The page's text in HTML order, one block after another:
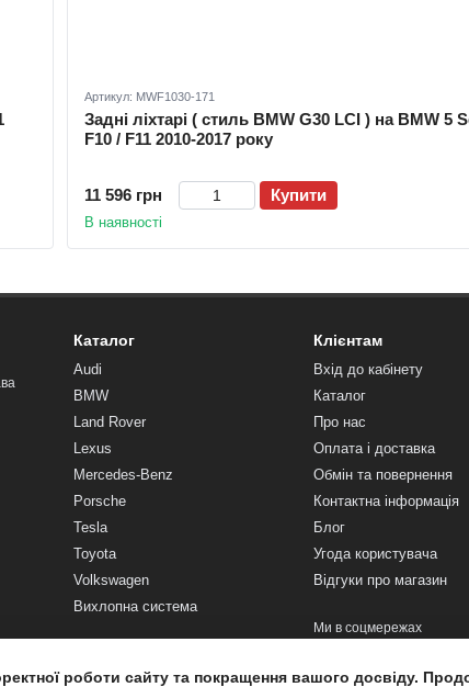
Артикул: MWF1030-171
Задні ліхтарі ( стиль BMW G30 LCI ) на BMW 5
F10 / F11 2010-2017 року
11 596 грн Купити
В наявності
Каталог
Audi
BMW
Land Rover
Lexus
Mercedes-Benz
Porsche
Tesla
Toyota
Volkswagen
Вихлопна система
Клієнтам
Вхід до кабінету
Каталог
Про нас
Оплата і доставка
Обмін та повернення
Контактна інформація
Блог
Угода користувача
Відгуки про магазин
Ми в соцмережах
роботи сайту та покращення вашого досвіду.